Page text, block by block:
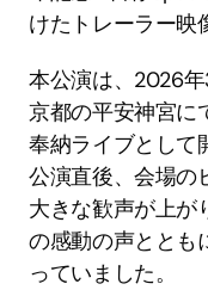
けたトレーラー映
本公演は、2026
京都の平安神宮に
奉納ライブとして
公演直後、会場の
大きな歓声が上が
の感動の声ととも
っていました。